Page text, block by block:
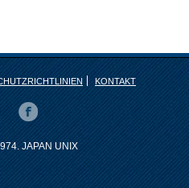
KONTAKT
JAPAN UNIX